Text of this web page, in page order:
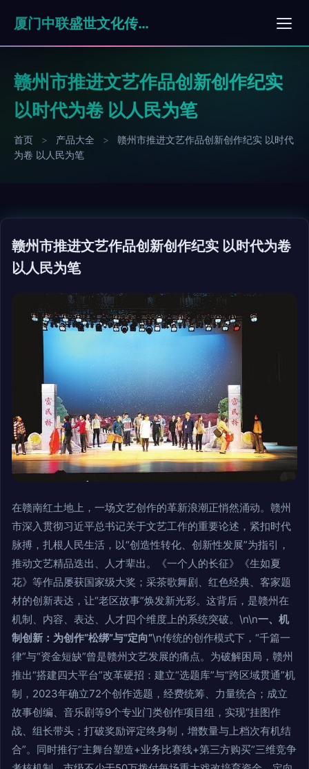
厦门中联盛世文化传媒有限公司
赣州市推进文艺作品创新创作纪实
以时代为卷 以人民为笔
首页 > 产品大全 >
赣州市推进文艺作品创新创作纪实 以时代
为卷 以人民为笔
赣州市推进文艺作品创新创作纪实 以时代为卷
以人民为笔
在赣南红土地上，一场文艺创作的革新浪潮正悄然涌动。赣州
市深入贯彻习近平总书记关于文艺工作的重要论述，紧扣时代
脉搏，扎根人民生活，以“创造性转化、创新性发展”为指引，
推动文艺精品迭出、人才辈出。《一个人的长征》《生如夏
花》等作品屡获国家级大奖；采茶歌舞剧、红色经典、客家题
材的创新表达，让“老区故事”焕发新光彩。这背后，是赣州在
机制、内容、表达、人才四个维度上的系统突破。\n\n一、机
制创新：为创作“松绑”与“定向”\n传统的创作模式下，“千篇一
律”与“资金短缺”曾是赣州文艺发展的痛点。为破解困局，赣州
推出“搭建四大平台”改革硬招：建立“选题库”与“跨区域贯通”机
制，2023年确立72个创作选题，经费统筹、力量统合；成立
故事创编、音乐剧等9个专业门类创作项目组，实现“挂图作
战、组长带头；打破奖励评定终身制，增数量与上档次有机结
合”。同时推行“主舞台塑造+业务比赛线+第三方购买”三维竞争